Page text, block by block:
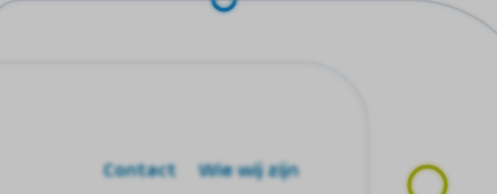
Contact Wie wij zijn